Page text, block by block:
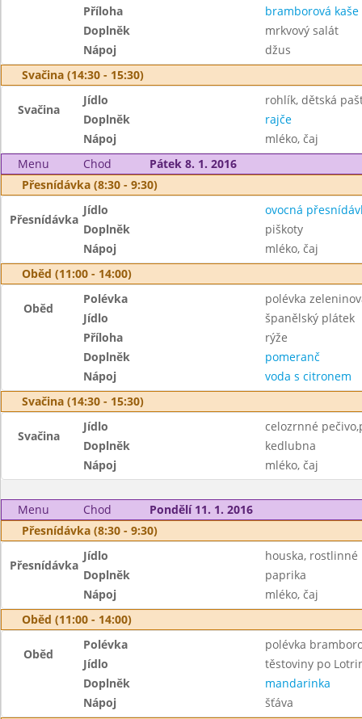
Příloha
bramborová kaše
Doplněk
mrkvový salát
Nápoj
džus
Svačina (14:30 - 15:30)
Svačina
Jídlo
rohlík, dětská
Doplněk
rajče
Nápoj
mléko, čaj
Menu
Chod
Pátek 8. 1. 2016
Přesnídávka (8:30 - 9:30)
Přesnídávka
Jídlo
ovocná
Doplněk
piškoty
Nápoj
mléko, čaj
Oběd (11:00 - 14:00)
Oběd
Polévka
polévka
Jídlo
španělský plátek
Příloha
rýže
Doplněk
pomeranč
Nápoj
voda s citronem
Svačina (14:30 - 15:30)
Svačina
Jídlo
celozrnné
Doplněk
kedlubna
Nápoj
mléko, čaj
Menu Chod
Pondělí 11. 1. 2016
Přesnídávka (8:30 - 9:30)
Přesnídávka
Jídlo
houska, rostlinné
Doplněk
paprika
Nápoj
mléko, čaj
Oběd (11:00 - 14:00)
Oběd
Polévka
polévka
Jídlo
těstoviny po
Doplněk
mandarinka
Nápoj
šťáva